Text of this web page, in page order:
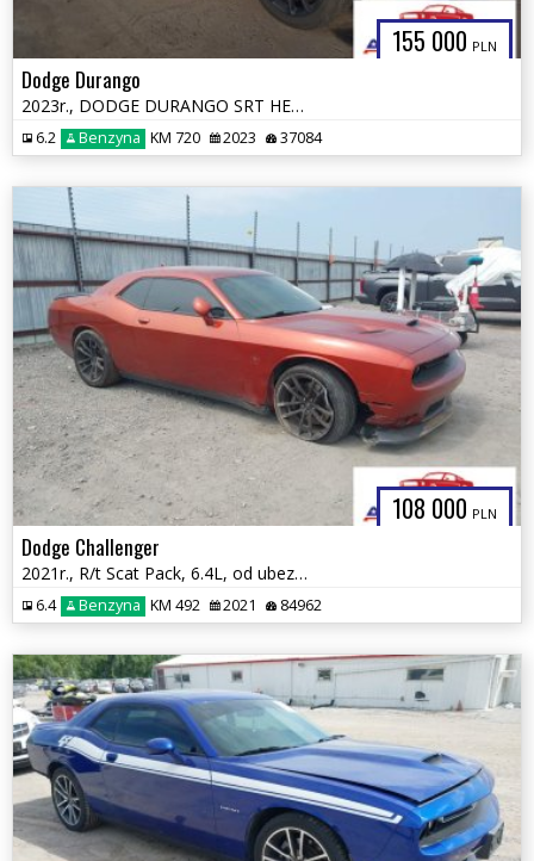
155 000 PLN
Dodge Durango
2023r., DODGE DURANGO SRT HELLCAT PREMIUM AWD, 6.2L, od ubezpieczalni
6.2 Benzyna KM 720 2023 37084
108 000 PLN
Dodge Challenger
2021r., R/t Scat Pack, 6.4L, od ubezpieczalni
6.4 Benzyna KM 492 2021 84962